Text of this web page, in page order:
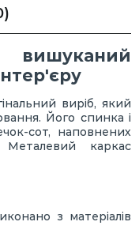
вишуканий
виріб, який
Його спинка і
сот, наповнених
Металевий каркас
з матеріалів